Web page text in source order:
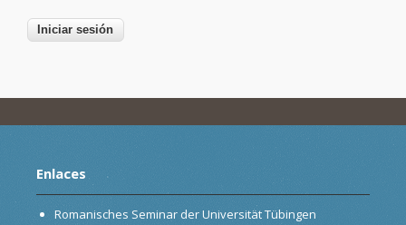
Enlaces
Romanisches Seminar der Universität Tübingen